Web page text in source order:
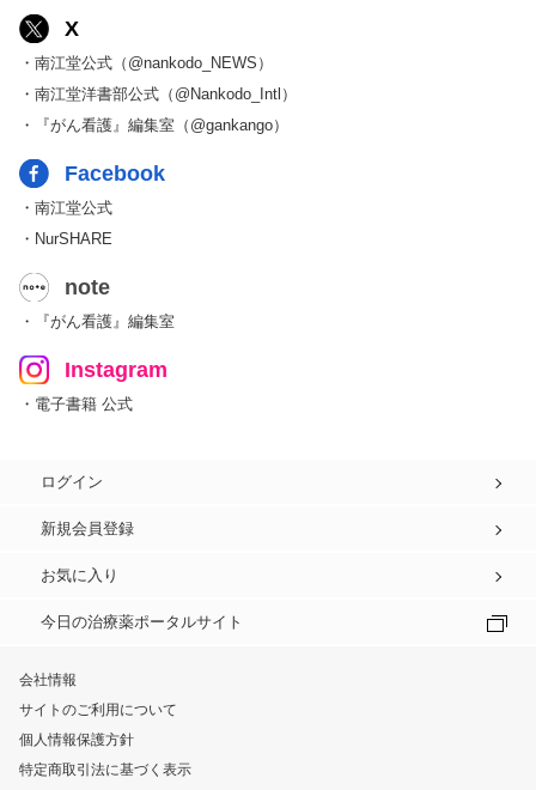
X
・南江堂公式（@nankodo_NEWS）
・南江堂洋書部公式（@Nankodo_Intl）
・『がん看護』編集室（@gankango）
Facebook
・南江堂公式
・NurSHARE
note
・『がん看護』編集室
Instagram
・電子書籍 公式
ログイン
新規会員登録
お気に入り
今日の治療薬ポータルサイト
会社情報
サイトのご利用について
個人情報保護方針
特定商取引法に基づく表示